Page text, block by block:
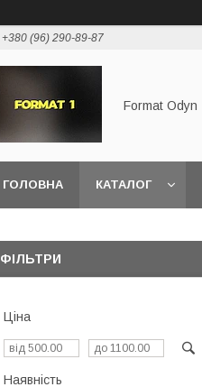
+380 (96) 290-89-87
Format Odyn
ГОЛОВНА КАТАЛОГ
ФІЛЬТРИ
Ціна
Наявність